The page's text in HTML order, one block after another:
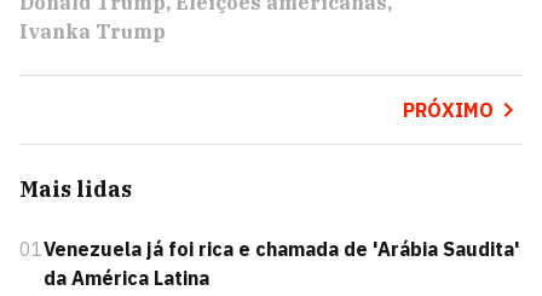
Ivanka Trump
PRÓXIMO
Mais lidas
01Venezuela já foi rica e chamada de 'Arábia Saudita'
da América Latina